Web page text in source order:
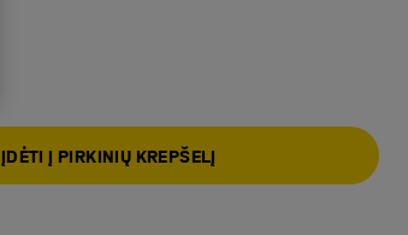
ĮDĖTI Į PIRKINIŲ KREPŠELĮ